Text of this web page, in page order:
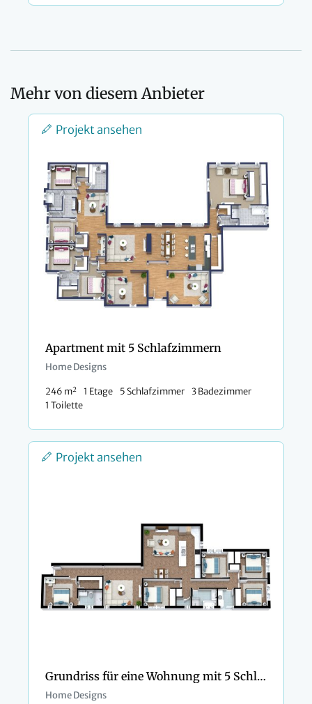
Mehr von diesem Anbieter
Projekt ansehen
Apartment mit 5 Schlafzimmern
Home Designs
246 m2 1 Etage 5 Schlafzimmer
3 Badezimmer
1 Toilette
Projekt ansehen
Grundriss für eine Wohnung mit 5 Schlafzimmern
Home Designs